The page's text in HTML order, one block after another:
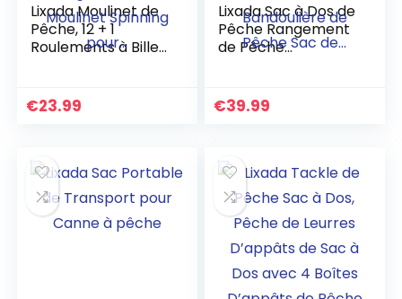
Lixada Moulinet de
Pêche, 12 + 1
Roulements à Billes
Poignée Pêche
€23.99
Lixada Sac à Dos de
Pêche Rangement
de Pêche
Pêche Sac à
€39.99